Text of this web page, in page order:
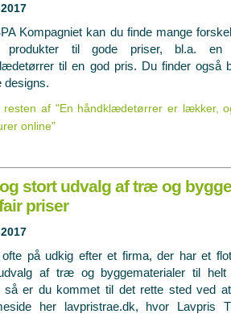
Kompagniet kan du finde mange
produkter til gode priser, bl.a. en
til en god pris. Du finder også
designs.
resten af "En håndklædetørrer er lækker,
online"
stort udvalg af træ og
priser
på udkig efter et firma, der har et
af træ og byggematerialer til helt
så er du kommet til det rette sted ved
her lavpristrae.dk, hvor Lavpris